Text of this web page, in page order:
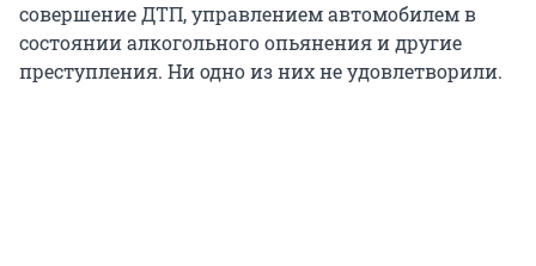
совершение ДТП, управлением автомобилем в
состоянии алкогольного опьянения и другие
преступления. Ни одно из них не удовлетворили.